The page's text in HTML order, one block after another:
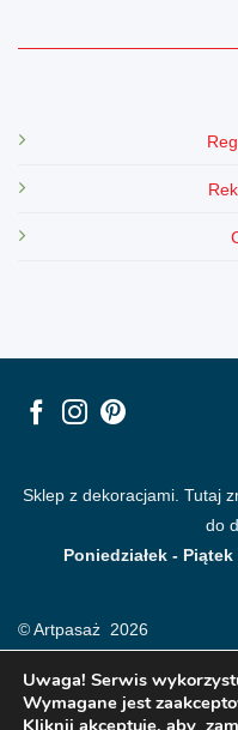
Sklep z dekoracjami. Tutaj
do
Poniedziałek -
© Artpasaż 2026
Uwaga! Serwis
Wymagane jest
Kliknij akceptuje, aby